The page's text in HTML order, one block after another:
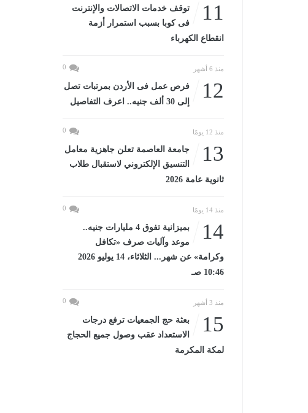
11
توقف خدمات الاتصالات والإنترنت
فى كوبا بسبب استمرار أزمة
انقطاع الكهرباء
منذ 6 أشهر 0
12
فرص عمل فى الأردن بمرتبات تصل
إلى 30 ألف جنيه.. اعرف التفاصيل
منذ 12 يومًا 0
13
جامعة العاصمة تعلن جاهزية معامل
التنسيق الإلكتروني لاستقبال طلاب
ثانوية عامة 2026
منذ 14 يومًا 0
14
بميزانية تفوق 4 مليارات جنيه..
موعد وآليات صرف «تكافل
وكرامة» عن شهر... الثلاثاء، 14 يوليو 2026
10:46 صـ
منذ 3 أشهر 0
15
بعثة حج الجمعيات ترفع درجات
الاستعداد عقب وصول جميع الحجاج
لمكة المكرمة